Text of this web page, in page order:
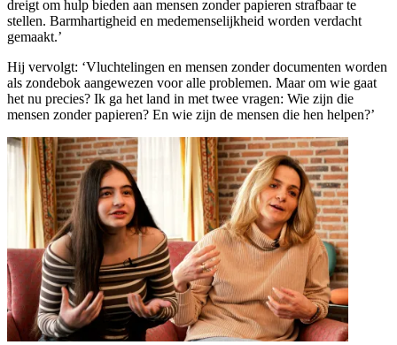
dreigt om hulp bieden aan mensen zonder papieren strafbaar te
stellen. Barmhartigheid en medemenselijkheid worden verdacht
gemaakt.’
Hij vervolgt: ‘Vluchtelingen en mensen zonder documenten worden
als zondebok aangewezen voor alle problemen. Maar om wie gaat
het nu precies? Ik ga het land in met twee vragen: Wie zijn die
mensen zonder papieren? En wie zijn de mensen die hen helpen?’